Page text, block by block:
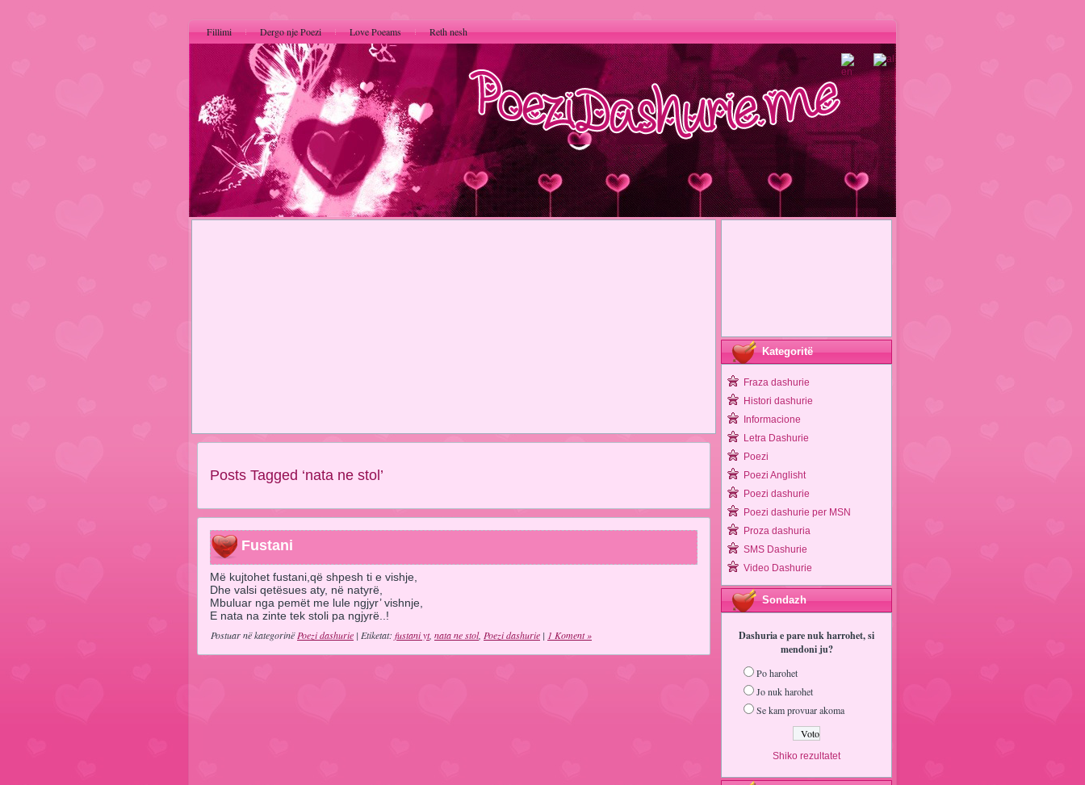
Fillimi Dergo nje Poezi Love Poeams Reth nesh
Posts Tagged ‘nata ne stol’
Fustani
Më kujtohet fustani,që shpesh ti e vishje,
Dhe valsi qetësues aty, në natyrë,
Mbuluar nga pemët me lule ngjyr’ vishnje,
E nata na zinte tek stoli pa ngjyrë..!
Postuar në kategorinëPoezi dashurie | Etiketat: fustani yt, nata ne stol, Poezi dashurie | 1 Koment »
Kategoritë
Fraza dashurie
Histori dashurie
Informacione
Letra Dashurie
Poezi
Poezi Anglisht
Poezi dashurie
Poezi dashurie per MSN
Proza dashuria
SMS Dashurie
Video Dashurie
Sondazh
Dashuria e pare nuk harrohet, si
mendoni ju?
Po harohet
Jo nuk harohet
Se kam provuar akoma
Shiko rezultatet